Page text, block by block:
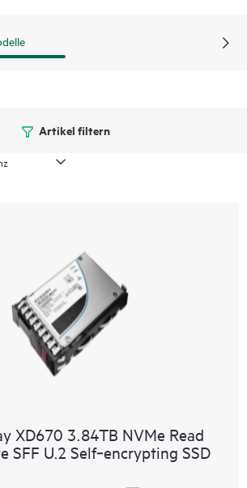
Artikel filtern
XD670 3.84TB NVMe Read
SFF U.2 Self‑encrypting SSD